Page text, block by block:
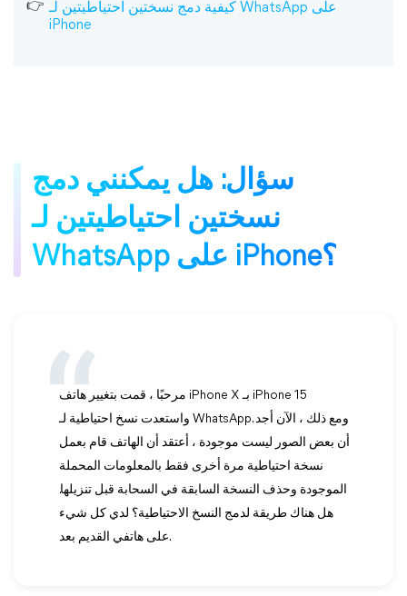
كيفية دمج نسختين احتياطيتين لـ WhatsApp على
iPhone
سؤال: هل يمكنني دمج
نسختين احتياطيتين لـ
WhatsApp على iPhone؟
مرحبًا ، قمت بتغيير هاتف iPhone X بـ iPhone 15
واستعدت نسخ احتياطية لـ WhatsApp. ومع ذلك ، الآن أجد
أن بعض الصور ليست موجودة ، أعتقد أن الهاتف قام بعمل
نسخة احتياطية مرة أخرى فقط بالمعلومات المحملة
الموجودة وحذف النسخة السابقة في السحابة قبل تنزيلها.
هل هناك طريقة لدمج النسخ الاحتياطية؟ لدي كل شيء
على هاتفي القديم بعد.